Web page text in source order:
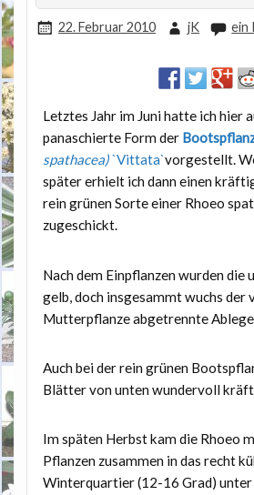
22. Februar 2010 jK ein
Letztes Jahr im Juni hatte ich hier
panaschierte Form der
spathacea)`Vittata`vorgestellt.
später erhielt ich dann einen
rein grünen Sorte einer Rhoeo
zugeschickt.
Nach dem Einpflanzen wurden die
gelb, doch insgesammt wuchs der
Mutterpflanze abgetrennte
Auch bei der rein grünen
Blätter von unten wundervoll
Im späten Herbst kam die Rhoeo
Pflanzen zusammen in das recht
Winterquartier (12-16 Grad)